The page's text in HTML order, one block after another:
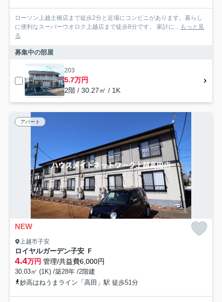
ローソン上越土橋店まで徒歩2分と近場にコンビニがあります。暮らし
に便利なスーパーウオロク上越店まで徒歩8分です。 家計に... もっと見
る
募集中の部屋
203
5.7万円
2階 / 30.27㎡ / 1K
アパート
NEW
上越市子安
ロイヤルガーデン子安 Ｆ
4.4万円 管理/共益費6,000円
30.03㎡ (1K) /築28年 /2階建
妙高はねうまライン「高田」駅 徒歩51分